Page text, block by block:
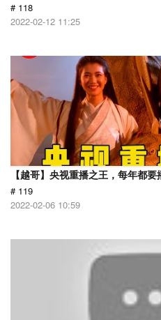
# 118
2022-02-12 11:25
【越哥】央视重播之王，每年都
# 119
2022-02-06 10:59